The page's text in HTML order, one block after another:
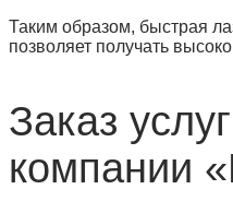
Таким образом, быстрая
позволяет получать
Заказ
компании